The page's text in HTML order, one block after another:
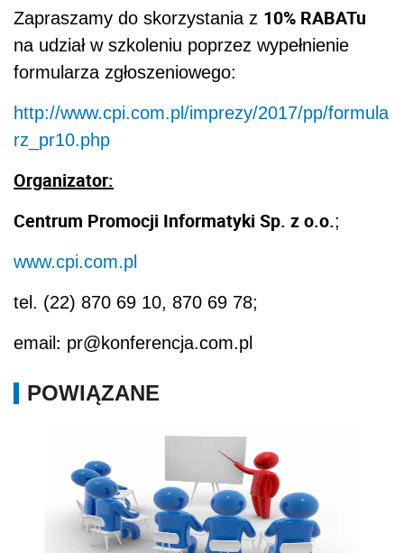
Zapraszamy do skorzystania z 10% RABATu
na udział w szkoleniu poprzez wypełnienie
formularza zgłoszeniowego:
http://www.cpi.com.pl/imprezy/2017/pp/formula
rz_pr10.php
Organizator:
Centrum Promocji Informatyki Sp. z o.o.;
www.cpi.com.pl
tel. (22) 870 69 10, 870 69 78;
email : pr@konferencja.com.pl
POWIĄZANE